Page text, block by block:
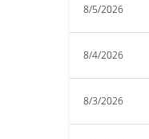
8/5/2026
8/4/2026
8/3/2026